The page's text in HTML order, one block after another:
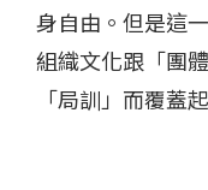
身自由。但是這
組織文化跟「團
「局訓」而覆蓋